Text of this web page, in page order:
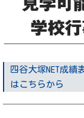
四谷大塚NET成
はこちらから